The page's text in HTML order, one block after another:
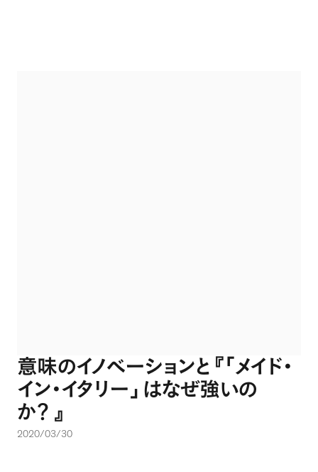
意味のイノベーションと 『「 メイド・
イン・イタリー」 はなぜ強いの
か？ 』
2020/03/30